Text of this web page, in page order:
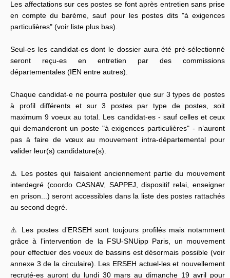
Les affectations sur ces postes se font après entretien sans prise
en compte du barème, sauf pour les postes dits "à exigences
particulières" (voir liste plus bas).
Seul-es les candidat-es dont le dossier aura été pré-sélectionné
seront reçu-es en entretien par des commissions
départementales (IEN entre autres).
Chaque candidat-e ne pourra postuler que sur 3 types de postes
à profil différents et sur 3 postes par type de postes, soit
maximum 9 voeux au total. Les candidat-es - sauf celles et ceux
qui demanderont un poste "à exigences particulières" - n’auront
pas à faire de vœux au mouvement intra-départemental pour
valider leur(s) candidature(s).
⚠️ Les postes qui faisaient anciennement partie du mouvement
interdegré (coordo CASNAV, SAPPEJ, dispositif relai, enseigner
en prison...) seront accessibles dans la liste des postes rattachés
au second degré.
⚠️ Les postes d’ERSEH sont toujours profilés mais notamment
grâce à l’intervention de la FSU-SNUipp Paris, un mouvement
pour effectuer des voeux de bassins est désormais possible (voir
annexe 3 de la circulaire). Les ERSEH actuel-les et nouvellement
recruté-es auront du lundi 30 mars au dimanche 19 avril pour